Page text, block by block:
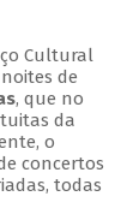
Cultural
de
, que no
da
o
concertos
todas